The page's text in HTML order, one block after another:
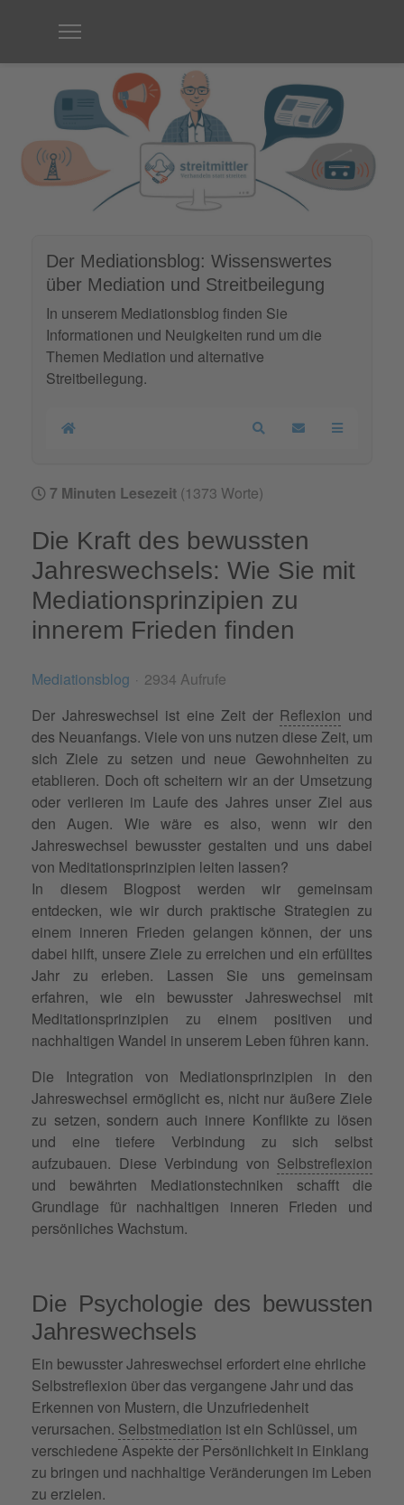
Der Mediationsblog: Wissenswertes
über Mediation und Streitbeilegung
In unserem Mediationsblog finden Sie
Informationen und Neuigkeiten rund um die
Themen Mediation und alternative
Streitbeilegung.
Home SearchUpdates
7 Minuten Lesezeit (1373 Worte)
Die Kraft des bewussten
Jahreswechsels: Wie Sie mit
Mediationsprinzipien zu
innerem Frieden finden
Mediationsblog
2934 Aufrufe
Der Jahreswechsel ist eine Zeit der Reflexion und
des Neuanfangs. Viele von uns nutzen diese Zeit, um
sich Ziele zu setzen und neue Gewohnheiten zu
etablieren. Doch oft scheitern wir an der Umsetzung
oder verlieren im Laufe des Jahres unser Ziel aus
den Augen. Wie wäre es also, wenn wir den
Jahreswechsel bewusster gestalten und uns dabei
von Meditationsprinzipien leiten lassen?
In diesem Blogpost werden wir gemeinsam
entdecken, wie wir durch praktische Strategien zu
einem inneren Frieden gelangen können, der uns
dabei hilft, unsere Ziele zu erreichen und ein erfülltes
Jahr zu erleben. Lassen Sie uns gemeinsam
erfahren, wie ein bewusster Jahreswechsel mit
Meditationsprinzipien zu einem positiven und
nachhaltigen Wandel in unserem Leben führen kann.
Die Integration von Mediationsprinzipien in den
Jahreswechsel ermöglicht es, nicht nur äußere Ziele
zu setzen, sondern auch innere Konflikte zu lösen
und eine tiefere Verbindung zu sich selbst
aufzubauen. Diese Verbindung von Selbstreflexion
und bewährten Mediationstechniken schafft die
Grundlage für nachhaltigen inneren Frieden und
persönliches Wachstum.
Die Psychologie des bewussten
Jahreswechsels
Ein bewusster Jahreswechsel erfordert eine ehrliche
Selbstreflexion über das vergangene Jahr und das
Erkennen von Mustern, die Unzufriedenheit
verursachen. Selbstmediation ist ein Schlüssel, um
verschiedene Aspekte der Persönlichkeit in Einklang
zu bringen und nachhaltige Veränderungen im Leben
zu erzielen.